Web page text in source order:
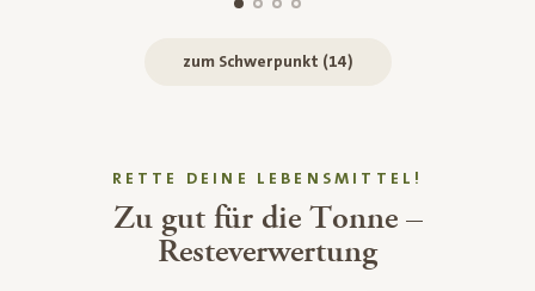
zum Schwerpunkt (14)
RETTE DEINE LEBENSMITTEL!
Zu gut für die Tonne –
Resteverwertung